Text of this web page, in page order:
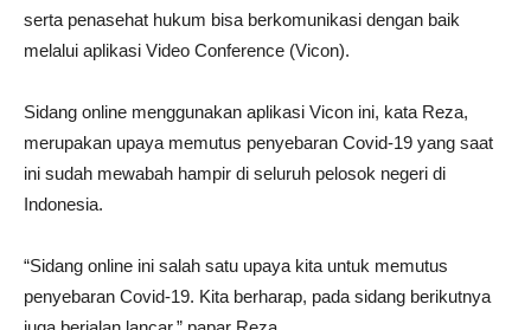
serta penasehat hukum bisa berkomunikasi dengan baik
melalui aplikasi Video Conference (Vicon).
Sidang online menggunakan aplikasi Vicon ini, kata Reza,
merupakan upaya memutus penyebaran Covid-19 yang saat
ini sudah mewabah hampir di seluruh pelosok negeri di
Indonesia.
“Sidang online ini salah satu upaya kita untuk memutus
penyebaran Covid-19. Kita berharap, pada sidang berikutnya